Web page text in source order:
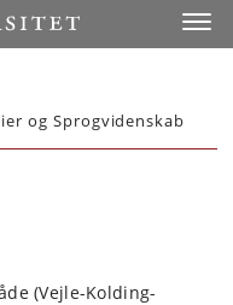
og Sprogvidenskab
(Vejle-Kolding-